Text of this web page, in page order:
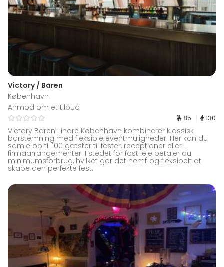
Victory / Baren
København
Anmod om et tilbud
85 130
Victory Baren i indre København kombinerer klassisk
barstemning med fleksible eventmuligheder. Her kan du
samle op til 100 gæster til fester, receptioner eller
firmaarrangementer. I stedet for fast leje betaler du
minimumsforbrug, hvilket gør det nemt og fleksibelt at
skabe den perfekte fest.